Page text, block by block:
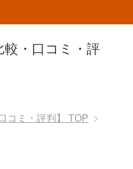
較・口コミ・評
コミ・評判】
TOP